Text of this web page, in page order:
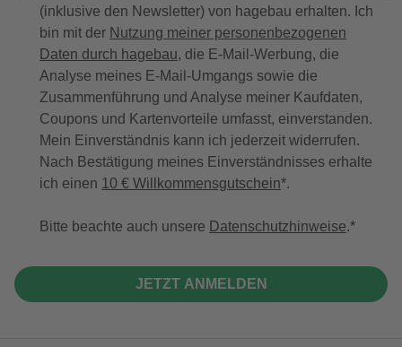
(inklusive den Newsletter) von hagebau erhalten. Ich
bin mit der Nutzung meiner personenbezogenen
Daten durch hagebau, die E-Mail-Werbung, die
Analyse meines E-Mail-Umgangs sowie die
Zusammenführung und Analyse meiner Kaufdaten,
Coupons und Kartenvorteile umfasst, einverstanden.
Mein Einverständnis kann ich jederzeit widerrufen.
Nach Bestätigung meines Einverständnisses erhalte
ich einen 10 € Willkommensgutschein*.
Bitte beachte auch unsere Datenschutzhinweise.
JETZT ANMELDEN